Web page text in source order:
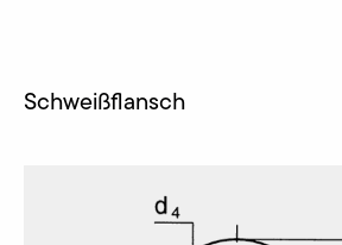
Schweißflansch